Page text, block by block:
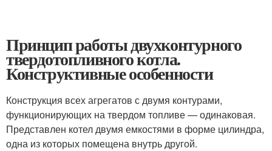
Принцип работы двухконтурного
твердотопливного котла.
Конструктивные особенности
Конструкция всех агрегатов с двумя контурами,
функционирующих на твердом топливе — одинаковая.
Представлен котел двумя емкостями в форме цилиндра,
одна из которых помещена внутрь другой.